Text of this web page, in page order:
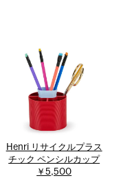
Henri リサイクルプラス
チック ペンシルカップ
￥5,500